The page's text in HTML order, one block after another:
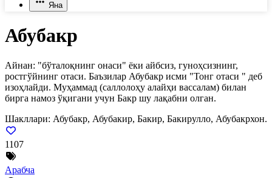
Яна
Абубакр
Айнан: "бўталоқнинг онаси" ёки айбсиз, гуноҳсизнинг,
ростгўйнинг отаси. Баъзилар Абубакр исми "Тонг отаси " деб
изоҳлайди. Муҳаммад (саллолоҳу алайҳи вассалам) билан
бирга намоз ўқигани учун Бакр шу лақабни олган.
Шакллари: Абубакр, Абубакир, Бакир, Бакирулло, Абубакрхон.
1107
Арабча